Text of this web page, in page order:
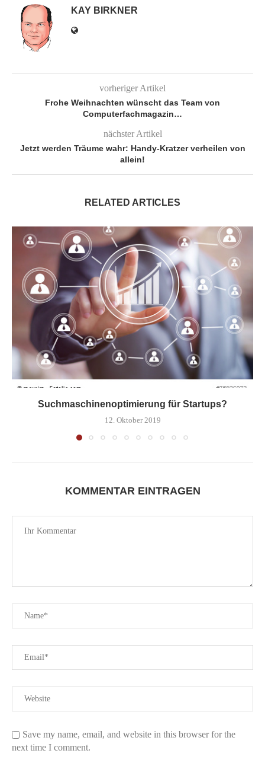
KAY BIRKNER
vorheriger Artikel
Frohe Weihnachten wünscht das Team von
Computerfachmagazin…
nächster Artikel
Jetzt werden Träume wahr: Handy-Kratzer verheilen von
allein!
RELATED ARTICLES
Suchmaschinenoptimierung für Startups?
12. Oktober 2019
KOMMENTAR EINTRAGEN
Save my name, email, and website in this browser for the
next time I comment.